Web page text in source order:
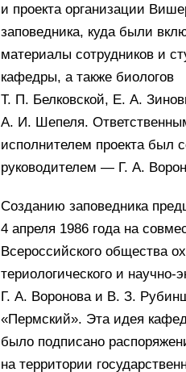
и проекта организации
заповедника, куда были
материалы сотрудников и
кафедры, а также биологов
Т. П. Белковской, Е. А.
А. И. Шепеля.
исполнителем проекта был
руководителем — Г. А.
Созданию заповедника
4 апреля 1986 года на
Всероссийского общества
териологического и
Г. А. Воронова и В. З.
«Пермский». Эта идея
было подписано
на территории